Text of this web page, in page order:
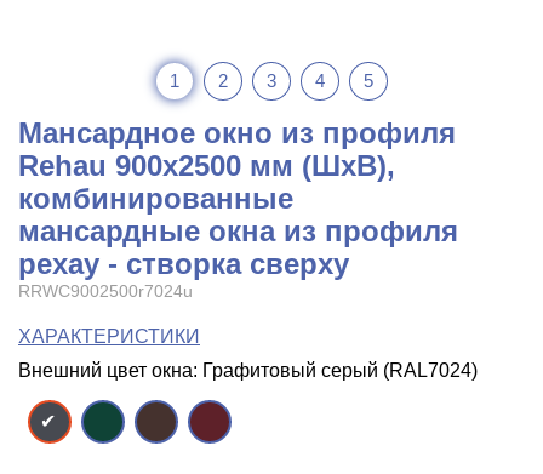
1 2 3 4 5
Мансардное окно из профиля
Rehau 900x2500 мм (ШхВ),
комбинированные
мансардные окна из профиля
рехау - створка сверху
RRWC9002500r7024u
ХАРАКТЕРИСТИКИ
Внешний цвет окна: Графитовый серый (RAL7024)